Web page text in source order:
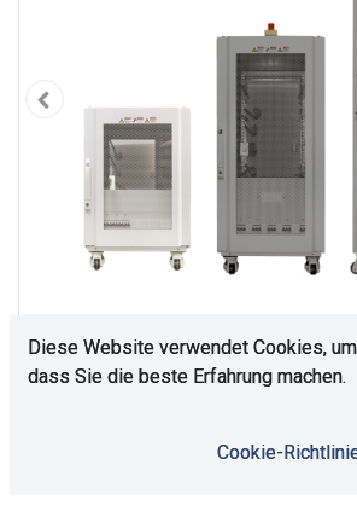
Diese Website verwendet Cookies,
dass Sie die beste Erfahrung machen.
Cookie-